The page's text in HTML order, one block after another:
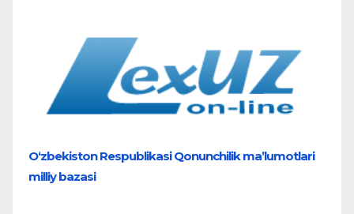
O‘zbekiston Respublikasi Qonunchilik ma’lumotlari
milliy bazasi